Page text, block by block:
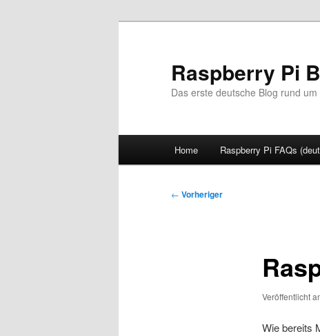
Raspberry Pi
Das erste deutsche Blog rund
Home Raspberry Pi FAQs
Beitragsnavigation
← Vorheriger
Veröffentlicht
Wie bereits